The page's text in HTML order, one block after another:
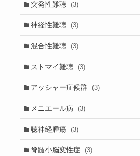
突発性難聴 (3)
神経性難聴 (3)
混合性難聴 (3)
ストマイ難聴 (3)
アッシャー症候群 (3)
メニエール病 (3)
聴神経腫瘍 (3)
脊髄小脳変性症 (3)